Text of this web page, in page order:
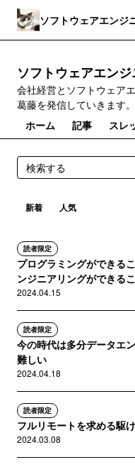
ソフトウェアエンジ
ソフトウェアエン
会社経営とソフトウェア
葛藤を発信していきます。
ホーム
記事 スレ
新着 人気
読者限定
プログラミングができる
ンジニアリングができる
2024.04.15
読者限定
今の時代は多分データエ
難しい
2024.04.18
読者限定
フルリモートを求める駆
2024.03.08